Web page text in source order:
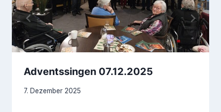
Adventssingen 07.12.2025
7. Dezember 2025